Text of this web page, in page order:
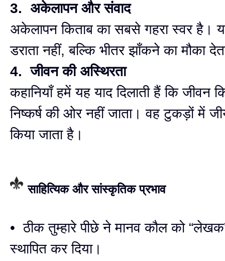
3. अकेलापन और संवाद
अकेलापन किताब का सबसे गहरा स्वर है।
डराता नहीं, बल्कि भीतर झाँकने का मौका
4. जीवन की अस्थिरता
कहानियाँ हमें यह याद दिलाती हैं कि जीवन
निष्कर्ष की ओर नहीं जाता। वह टुकड़ों में
किया जाता है।
साहित्यिक और सांस्कृतिक प्रभाव
• ठीक तुम्हारे पीछे ने मानव कौल को
स्थापित कर दिया।